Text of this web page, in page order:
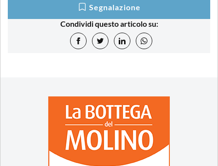
Segnalazione
Condividi questo articolo su: